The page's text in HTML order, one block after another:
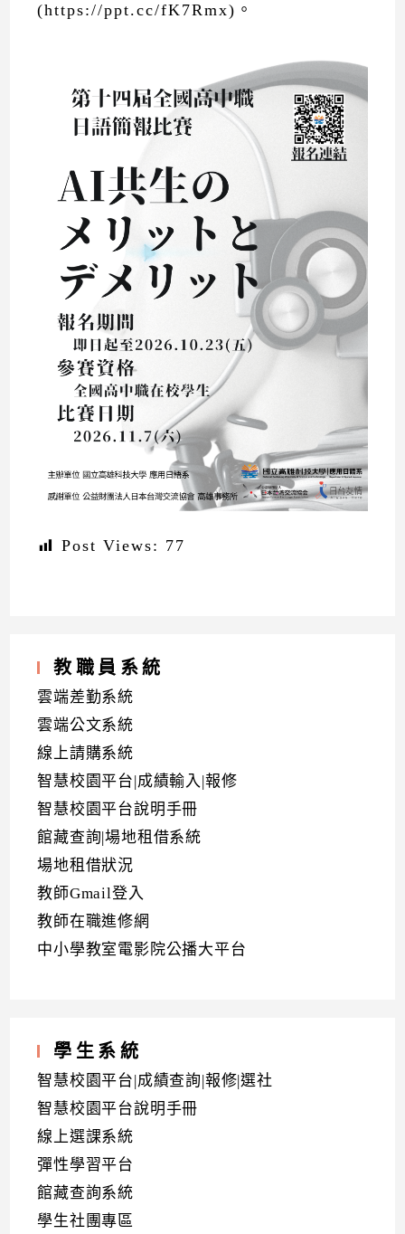
(https://ppt.cc/fK7Rmx)。
Post Views: 77
教職員系統
雲端差勤系統
雲端公文系統
線上請購系統
智慧校園平台|成績輸入|報修
智慧校園平台說明手冊
館藏查詢|場地租借系統
場地租借狀況
教師Gmail登入
教師在職進修網
中小學教室電影院公播大平台
學生系統
智慧校園平台|成績查詢|報修|選社
智慧校園平台說明手冊
線上選課系統
彈性學習平台
館藏查詢系統
學生社團專區